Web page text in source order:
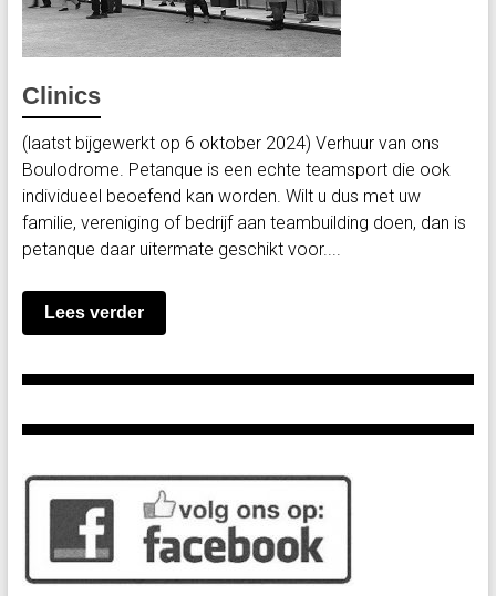
Clinics
(laatst bijgewerkt op 6 oktober 2024) Verhuur van ons
Boulodrome. Petanque is een echte teamsport die ook
individueel beoefend kan worden. Wilt u dus met uw
familie, vereniging of bedrijf aan teambuilding doen, dan is
petanque daar uitermate geschikt voor....
Lees verder